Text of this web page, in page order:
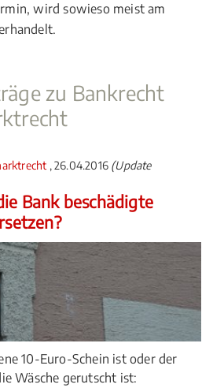
wird sowieso meist am
zu Bankrecht
, 26.04.2016 (Update
Bank beschädigte
10-Euro-Schein ist oder der
Wäsche gerutscht ist: